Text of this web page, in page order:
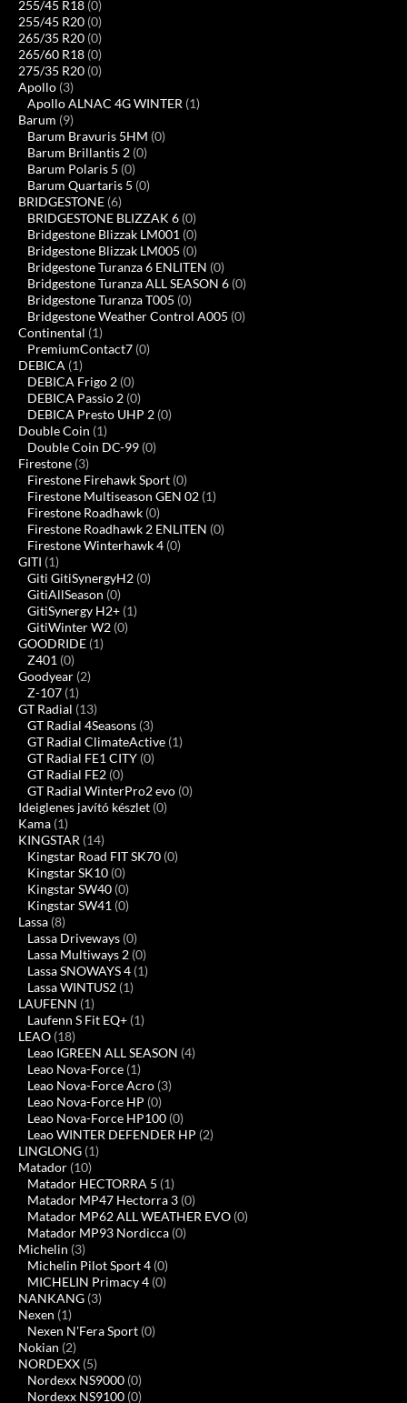
255/45 R18 (0)
255/45 R20 (0)
265/35 R20 (0)
265/60 R18 (0)
275/35 R20 (0)
Apollo (3)
Apollo ALNAC 4G WINTER (1)
Barum (9)
Barum Bravuris 5HM (0)
Barum Brillantis 2 (0)
Barum Polaris 5 (0)
Barum Quartaris 5 (0)
BRIDGESTONE (6)
BRIDGESTONE BLIZZAK 6 (0)
Bridgestone Blizzak LM001 (0)
Bridgestone Blizzak LM005 (0)
Bridgestone Turanza 6 ENLITEN (0)
Bridgestone Turanza ALL SEASON 6 (0)
Bridgestone Turanza T005 (0)
Bridgestone Weather Control A005 (0)
Continental (1)
PremiumContact7 (0)
DEBICA (1)
DEBICA Frigo 2 (0)
DEBICA Passio 2 (0)
DEBICA Presto UHP 2 (0)
Double Coin (1)
Double Coin DC-99 (0)
Firestone (3)
Firestone Firehawk Sport (0)
Firestone Multiseason GEN 02 (1)
Firestone Roadhawk (0)
Firestone Roadhawk 2 ENLITEN (0)
Firestone Winterhawk 4 (0)
GITI (1)
Giti GitiSynergyH2 (0)
GitiAllSeason (0)
GitiSynergy H2+ (1)
GitiWinter W2 (0)
GOODRIDE (1)
Z401 (0)
Goodyear (2)
Z-107 (1)
GT Radial (13)
GT Radial 4Seasons (3)
GT Radial ClimateActive (1)
GT Radial FE1 CITY (0)
GT Radial FE2 (0)
GT Radial WinterPro2 evo (0)
Ideiglenes javító készlet (0)
Kama (1)
KINGSTAR (14)
Kingstar Road FIT SK70 (0)
Kingstar SK10 (0)
Kingstar SW40 (0)
Kingstar SW41 (0)
Lassa (8)
Lassa Driveways (0)
Lassa Multiways 2 (0)
Lassa SNOWAYS 4 (1)
Lassa WINTUS2 (1)
LAUFENN (1)
Laufenn S Fit EQ+ (1)
LEAO (18)
Leao IGREEN ALL SEASON (4)
Leao Nova-Force (1)
Leao Nova-Force Acro (3)
Leao Nova-Force HP (0)
Leao Nova-Force HP100 (0)
Leao WINTER DEFENDER HP (2)
LINGLONG (1)
Matador (10)
Matador HECTORRA 5 (1)
Matador MP47 Hectorra 3 (0)
Matador MP62 ALL WEATHER EVO (0)
Matador MP93 Nordicca (0)
Michelin (3)
Michelin Pilot Sport 4 (0)
MICHELIN Primacy 4 (0)
NANKANG (3)
Nexen (1)
Nexen N'Fera Sport (0)
Nokian (2)
NORDEXX (5)
Nordexx NS9000 (0)
Nordexx NS9100 (0)